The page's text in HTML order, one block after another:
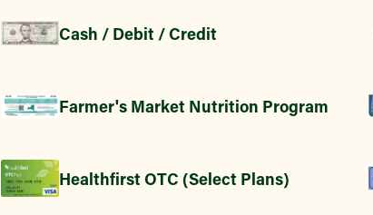
Cash / Debit / Credit
Farmer's Market Nutrition Program
Healthfirst OTC (Select Plans)